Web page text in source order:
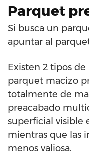
Parquet
Si busca un
apuntar al
Existen 2 tipos
parquet macizo
totalmente de
preacabado
superficial visible
mientras que las
menos valiosa.